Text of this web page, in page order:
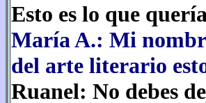
Esto es lo que
María A.: Mi
del arte literario
Ruanel: No debes